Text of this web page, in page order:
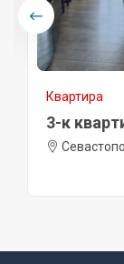
Квартира
3-к